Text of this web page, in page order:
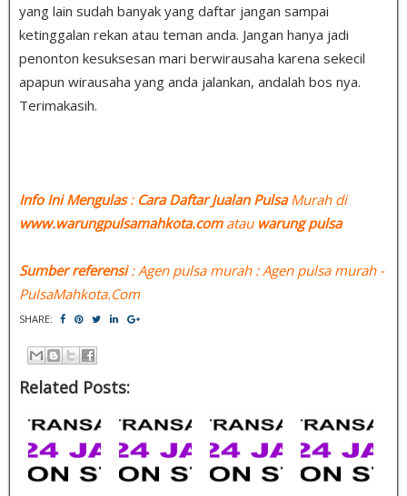
yang lain sudah banyak yang daftar jangan sampai
ketinggalan rekan atau teman anda. Jangan hanya jadi
penonton kesuksesan mari berwirausaha karena sekecil
apapun wirausaha yang anda jalankan, andalah bos nya.
Terimakasih.
Info Ini Mengulas: Cara Daftar Jualan PulsaMurah di
www.warungpulsamahkota.comatau warung pulsa
Sumber referensi: Agen pulsa murah : Agen pulsa murah -
PulsaMahkota.Com
SHARE:
Related Posts: